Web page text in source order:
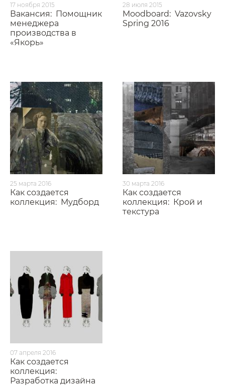
17 ноября 2015
Вакансия: Помощник
менеджера
производства в
«Якорь»
28 июля 2015
Moodboard: Vazovsky
Spring 2016
25 марта 2016
Как создается
коллекция: Мудборд
30 марта 2016
Как создается
коллекция: Крой и
текстура
07 апреля 2016
Как создается
коллекция:
Разработка дизайна